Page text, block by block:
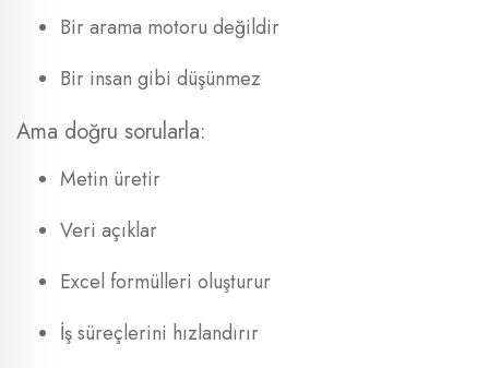
Bir arama motoru değildir
Bir insan gibi düşünmez
Ama doğru sorularla:
Metin üretir
Veri açıklar
Excel formülleri oluşturur
İş süreçlerini hızlandırır